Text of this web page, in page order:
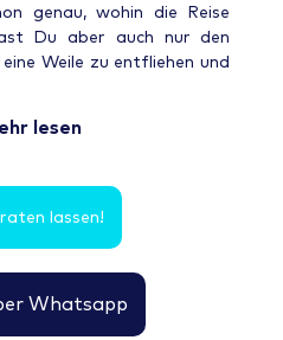
genau, wohin die Reise
Du aber auch nur den
Weile zu entfliehen und
Dich.
als würde ich sie für
zu zweit, Kreuzfahrt,
wie Finnisch
lesen
lassen!
Whatsapp